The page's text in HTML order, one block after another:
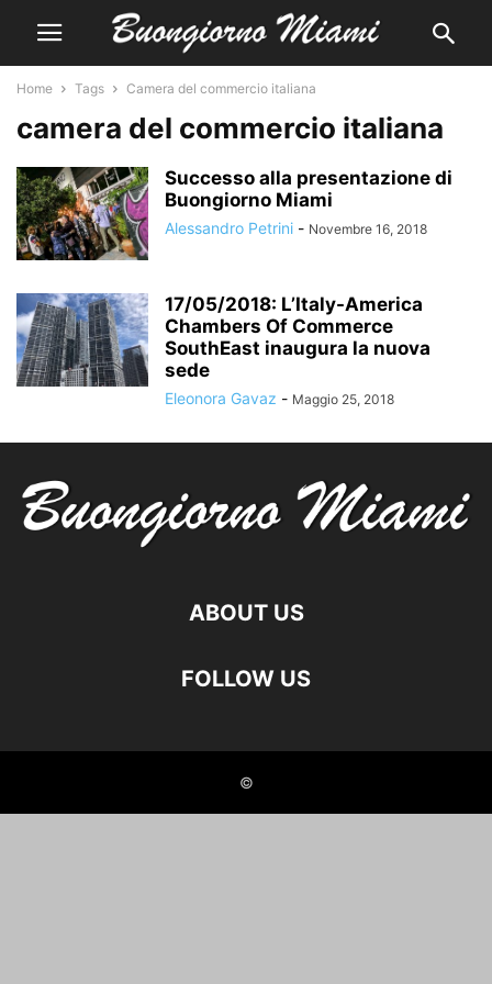
Home Tags Camera del commercio italiana
camera del commercio italiana
Successo alla presentazione di
Buongiorno Miami
Alessandro Petrini - Novembre 16, 2018
17/05/2018: L’Italy-America
Chambers Of Commerce
SouthEast inaugura la nuova
sede
Eleonora Gavaz - Maggio 25, 2018
ABOUT US
FOLLOW US
©